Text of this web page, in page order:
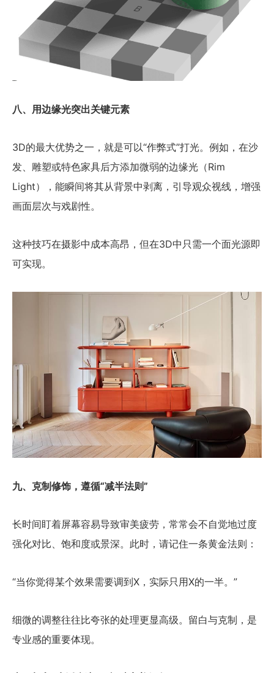
八、用边缘光突出关键元素
3D的最大优势之一，就是可以“作弊式”打光。例如，在沙
发、雕塑或特色家具后方添加微弱的边缘光（Rim
Light），能瞬间将其从背景中剥离，引导观众视线，增强
画面层次与戏剧性。
这种技巧在摄影中成本高昂，但在3D中只需一个面光源即
可实现。
九、克制修饰，遵循“减半法则”
长时间盯着屏幕容易导致审美疲劳，常常会不自觉地过度
强化对比、饱和度或景深。此时，请记住一条黄金法则：
“当你觉得某个效果需要调到X，实际只用X的一半。”
细微的调整往往比夸张的处理更显高级。留白与克制，是
专业感的重要体现。